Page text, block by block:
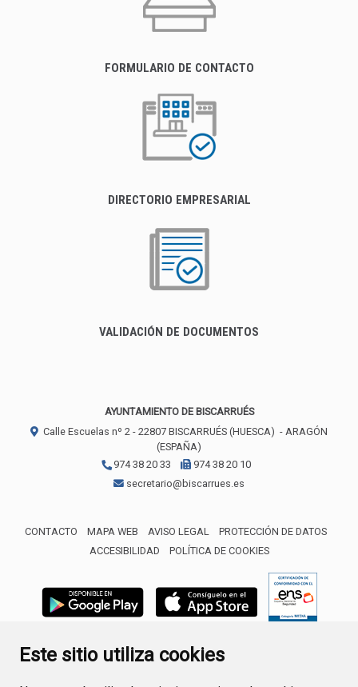
Este sitio utiliza cookies
FORMULARIO DE CONTACTO
DIRECTORIO EMPRESARIAL
VALIDACIÓN DE DOCUMENTOS
AYUNTAMIENTO DE BISCARRUÉS
Calle Escuelas nº 2 - 22807 BISCARRUÉS (HUESCA) - ARAGÓN
(ESPAÑA)
974 38 20 33
974 38 20 10
secretario@biscarrues.es
CONTACTO MAPA WEB AVISO LEGAL
PROTECCIÓN DE DATOS
ACCESIBILIDAD
POLÍTICA DE COOKIES